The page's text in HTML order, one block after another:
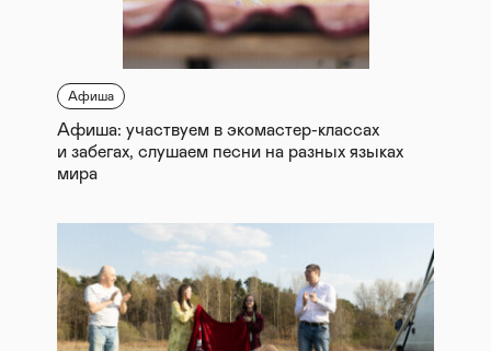
Афиша
Афиша: участвуем в экомастер-классах
и забегах, слушаем песни на разных языках
мира